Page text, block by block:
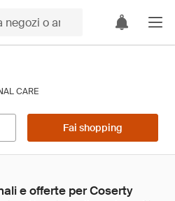
CARE
Fai shopping
e offerte per Coserty